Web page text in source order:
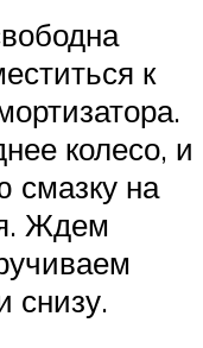
к
колесо, и
смазку на
Ждем
снизу.